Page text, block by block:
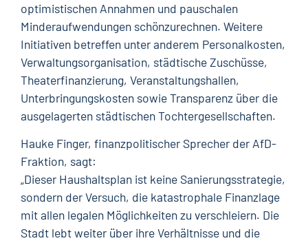
optimistischen Annahmen und pauschalen
Minderaufwendungen schönzurechnen. Weitere
Initiativen betreffen unter anderem Personalkosten,
Verwaltungsorganisation, städtische Zuschüsse,
Theaterfinanzierung, Veranstaltungshallen,
Unterbringungskosten sowie Transparenz über die
ausgelagerten städtischen Tochtergesellschaften.
Hauke Finger, finanzpolitischer Sprecher der AfD-
Fraktion, sagt:
„Dieser Haushaltsplan ist keine Sanierungsstrategie,
sondern der Versuch, die katastrophale Finanzlage
mit allen legalen Möglichkeiten zu verschleiern. Die
Stadt lebt weiter über ihre Verhältnisse und die